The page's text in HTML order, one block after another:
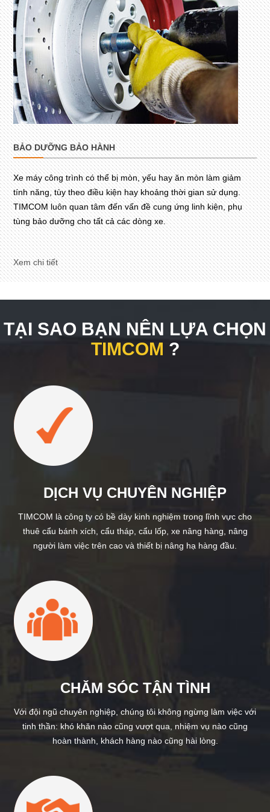
BẢO DƯỠNG BẢO HÀNH
Xe máy công trình có thể bị mòn, yếu hay ăn mòn làm giảm
tính năng, tùy theo điều kiện hay khoảng thời gian sử dụng.
TIMCOM luôn quan tâm đến vấn đề cung ứng linh kiện, phụ
tùng bảo dưỡng cho tất cả các dòng xe.
Xem chi tiết
TẠI SAO BẠN NÊN LỰA CHỌN
TIMCOM ?
DỊCH VỤ CHUYÊN NGHIỆP
TIMCOM là công ty có bề dày kinh nghiệm trong lĩnh vực cho
thuê cẩu bánh xích, cẩu tháp, cẩu lốp, xe nâng hàng, nâng
người làm việc trên cao và thiết bị nâng hạ hàng đầu.
CHĂM SÓC TẬN TÌNH
Với đội ngũ chuyên nghiệp, chúng tôi không ngừng làm việc với
tinh thần: khó khăn nào cũng vượt qua, nhiệm vụ nào cũng
hoàn thành, khách hàng nào cũng hài lòng.